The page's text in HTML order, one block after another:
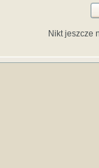
Nikt jeszcze